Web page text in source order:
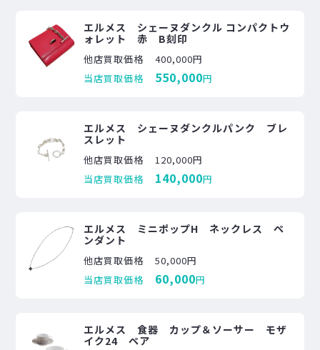
エルメス シェーヌダンクル コンパクトウ
ォレット 赤 B刻印
他店買取価格
400,000円
当店買取価格
550,000円
エルメス シェーヌダンクルパンク ブレ
スレット
他店買取価格
120,000円
当店買取価格
140,000円
エルメス ミニポップH ネックレス ペ
ンダント
他店買取価格
50,000円
当店買取価格
60,000円
エルメス 食器 カップ＆ソーサー モザ
イク24 ペア